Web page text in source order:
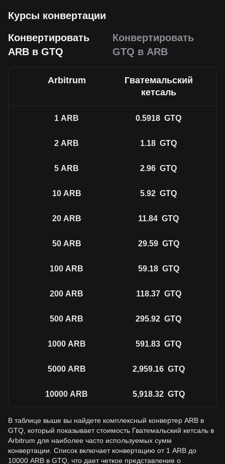
Курсы конвертации
Конвертировать
ARB в GTQ
Конвертировать
GTQ в ARB
Arbitrum
Гватемальский
кетсаль
1 ARB 0.5918 GTQ
2 ARB 1.18 GTQ
5 ARB 2.96 GTQ
10 ARB 5.92 GTQ
20 ARB 11.84 GTQ
50 ARB 29.59 GTQ
100 ARB 59.18 GTQ
200 ARB 118.37 GTQ
500 ARB 295.92 GTQ
1000 ARB 591.83 GTQ
5000 ARB 2,959.16 GTQ
10000 ARB 5,918.32 GTQ
В таблице выше вы найдете комплексный конвертер ARB в
GTQ, который показывает стоимость Гватемальский кетсаль в
Arbitrum для наиболее часто используемых сумм
конвертации. Список включает конвертацию от 1 ARB до
10000 ARB в GTQ, что дает четкое представление о